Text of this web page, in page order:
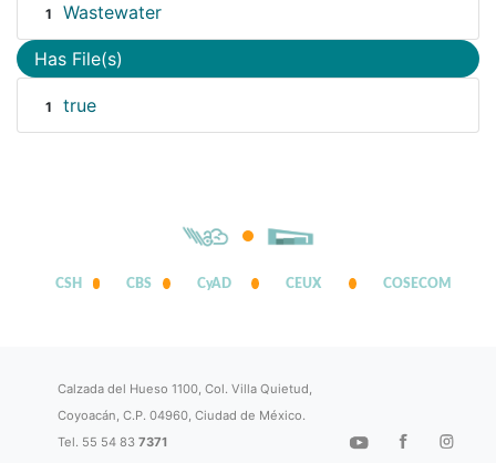
1 Wastewater
Has File(s)
1 true
CSH CBS CyAD CEUX COSECOM
Calzada del Hueso 1100, Col. Villa Quietud,
Coyoacán, C.P. 04960, Ciudad de México.
Tel. 55 54 837371